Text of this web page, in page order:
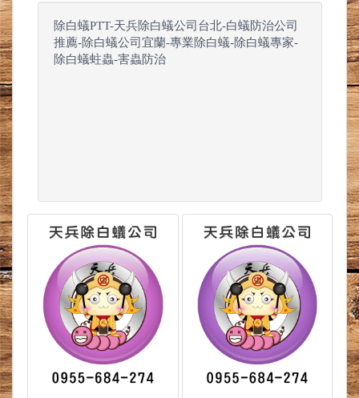
除白蟻PTT-天兵除白蟻公司台北-白蟻防治公司
推薦-除白蟻公司宜蘭-專業除白蟻-除白蟻專家-
除白蟻蛀蟲-害蟲防治